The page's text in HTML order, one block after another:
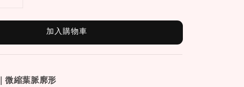
加入購物車
｜微縮葉脈廓形